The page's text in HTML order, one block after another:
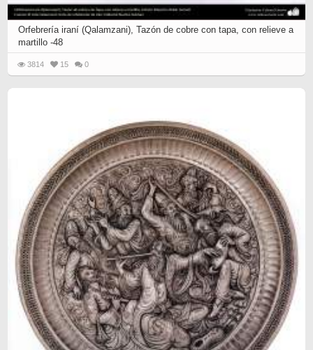
Orfebrería iraní (Qalamzani), Tazón de cobre con tapa, con relieve a
martillo -48
3814 15 0